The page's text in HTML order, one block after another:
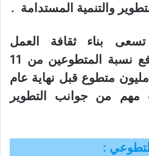
والتنمية المستدامة .
تسعى
بناء ثقافة العمل
التطوعي وتشجيعه ورفع نسبة المتطوعين من 11
متطوع قبل نهاية عام
مهم من جوانب التطوير
: